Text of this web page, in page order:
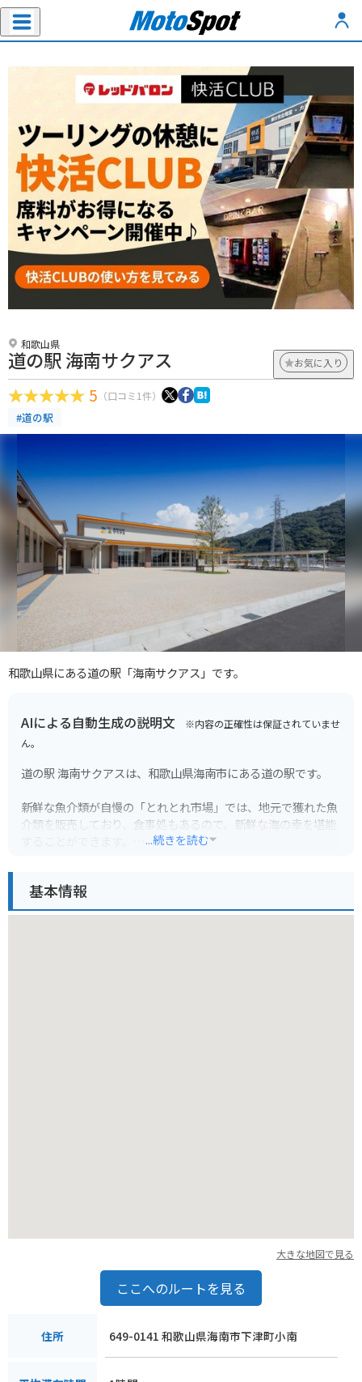
和歌山県
道の駅 海南サクアス お気に入り
5 （口コミ1件）
#道の駅
和歌山県にある道の駅「海南サクアス」です。
AIによる自動生成の説明文 ※内容の正確性は保証されていませ
ん。
道の駅 海南サクアスは、和歌山県海南市にある道の駅です。
新鮮な魚介類が自慢の「とれとれ市場」では、地元で獲れた魚
介類を販売しており、食事処もあるので、新鮮な海の幸を堪能
バイクで訪れる場合、道の駅には広い駐車場が完備されている
...続きを読む
基本情報
大きな地図で見る
ここへのルートを見る
住所 649-0141 和歌山県海南市下津町小南